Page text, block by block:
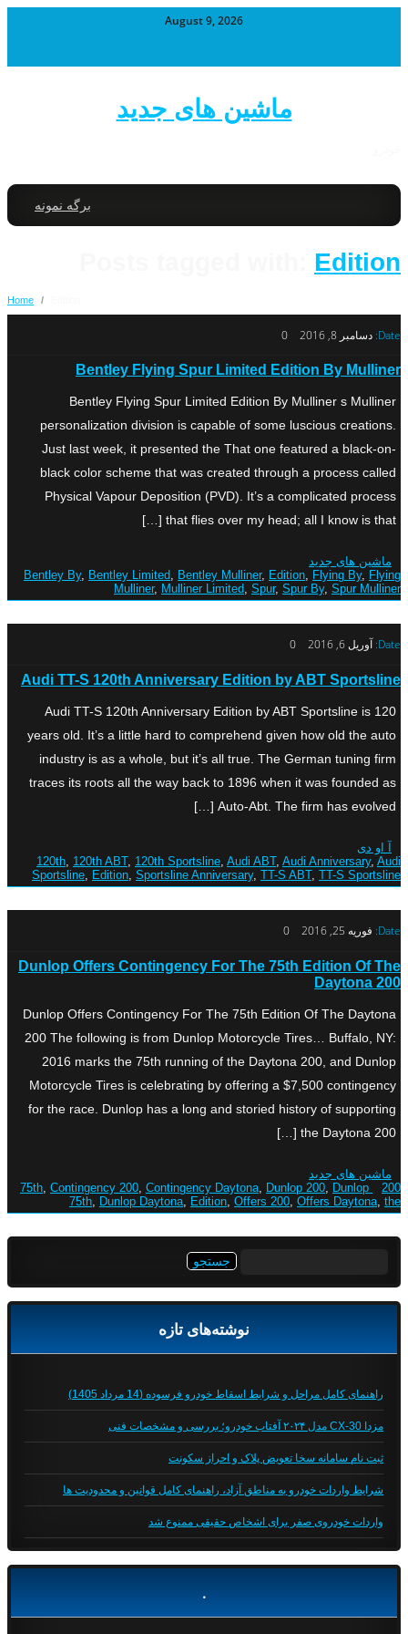
August 9, 2026
ماشین های جدید
برگه نمونه
Edition
Home /
Date: دسامبر 8, 2016 0
Bentley Flying Spur Limited Edition By Mulliner
Bentley Flying Spur Limited Edition By Mulliner s Mulliner
personalization division is capable of some luscious creations.
Just last week, it presented the That one featured a black-on-
black color scheme that was created through a process called
Physical Vapour Deposition (PVD). It’s a complicated process
that flies over my head; all I know is that […]
ماشین های جدید
Bentley By, Bentley Limited, Bentley Mulliner, Edition, Flying By, Flying
Mulliner, Mulliner Limited, Spur, Spur By, Spur Mulliner
Date: آوریل 6, 2016 0
Audi TT-S 120th Anniversary Edition by ABT Sportsline
Audi TT-S 120th Anniversary Edition by ABT Sportsline is 120
years old. It’s a little hard to comprehend given how old the auto
industry is as a whole, but it’s all true. The German tuning firm
traces its roots all the way back to 1896 when it was founded as
Auto-Abt. The firm has evolved […]
آ او دی
120th, 120th ABT, 120th Sportsline, Audi ABT, Audi Anniversary, Audi
Sportsline, Edition, Sportsline Anniversary, TT-S ABT, TT-S Sportsline
Date: فوریه 25, 2016 0
Dunlop Offers Contingency For The 75th Edition Of The
Daytona 200
Dunlop Offers Contingency For The 75th Edition Of The Daytona
200 The following is from Dunlop Motorcycle Tires… Buffalo, NY:
2016 marks the 75th running of the Daytona 200, and Dunlop
Motorcycle Tires is celebrating by offering a $7,500 contingency
for the race. Dunlop has a long and storied history of supporting
the Daytona 200 […]
ماشین های جدید
200 75th
Contingency 200 Contingency Daytona Dunlop 200
Dunlop
75th
Dunlop Daytona Edition Offers 200 Offers Daytona the
نوشته‌های تازه
راهنمای کامل مراحل و شرایط اسقاط خودرو فرسوده (14 مرداد 1405)
مزدا CX-30 مدل ۲۰۲۴ آفتاب خودرو؛ بررسی و مشخصات فنی
ثبت نام سامانه سخا تعویض پلاک و احراز سکونت
شرایط واردات خودرو به مناطق آزاد، راهنمای کامل قوانین و محدودیت ها
واردات خودروی صفر برای اشخاص حقیقی ممنوع شد
.